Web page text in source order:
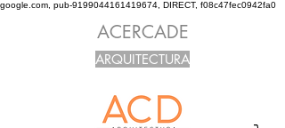
google.com, pub-9199044161419674, DIRECT, f08c47fec0942fa0
ACERCADE
ARQUITECTURA